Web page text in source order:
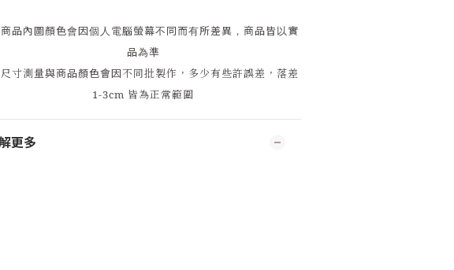
商品內圖顏色會因個人電腦螢幕不同而有所差異，商品皆以實
品為準
尺寸測量與商品顏色會因不同批製作，多少有些許誤差，落差
1-3cm 皆為正常範圍
更多